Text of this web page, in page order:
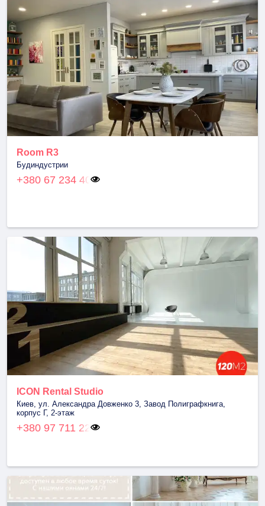
Room R3
Будиндустрии
+380 67 234 40
ICON Rental Studio
Киев, ул. Александра Довженко 3, Завод Полиграфкнига,
корпус Г, 2-этаж
+380 97 711 22